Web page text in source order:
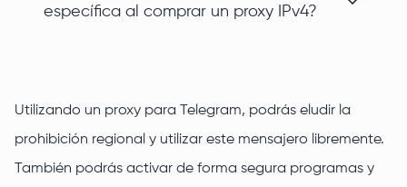
específica al comprar un proxy IPv4?
Utilizando un proxy para Telegram, podrás eludir la
prohibición regional y utilizar este mensajero libremente.
También podrás activar de forma segura programas y